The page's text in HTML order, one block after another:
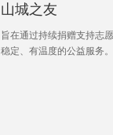
山城之友
旨在通过持续捐赠支持志
稳定、有温度的公益服务。